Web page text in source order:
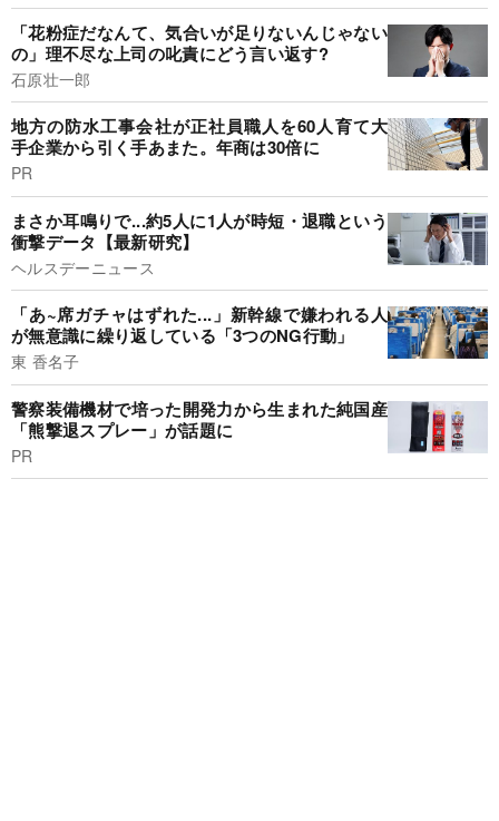
「花粉症だなんて、気合いが足りないんじゃない
の」理不尽な上司の叱責にどう言い返す?
石原壮一郎
地方の防水工事会社が正社員職人を60人育て大
手企業から引く手あまた。年商は30倍に
PR
まさか耳鳴りで...約5人に1人が時短・退職という
衝撃データ【最新研究】
ヘルスデーニュース
「あ~席ガチャはずれた...」新幹線で嫌われる人
が無意識に繰り返している「3つのNG行動」
東 香名子
警察装備機材で培った開発力から生まれた純国産
「熊撃退スプレー」が話題に
PR